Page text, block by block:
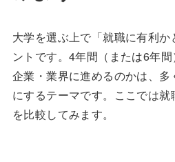
大学を選ぶ上で「就職に有利
ントです。4年間（または6年
企業・業界に進めるのかは、
にするテーマです。ここでは
を比較してみます。